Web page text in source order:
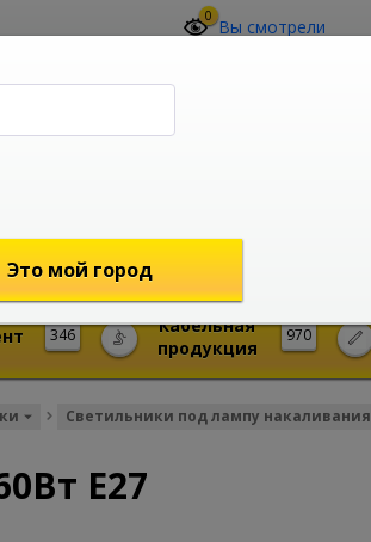
0 Вы смотрели
346 970
Кабельная
продукция
Светильники под лампу накаливания
E27
Это мой город